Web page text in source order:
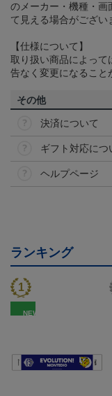
のメーカー・機種・画
て見える場合がござい
【仕様について】
取り扱い商品によって
告なく変更になること
その他
決済について
ギフト対応につ
ヘルプページ
ランキング
NEW